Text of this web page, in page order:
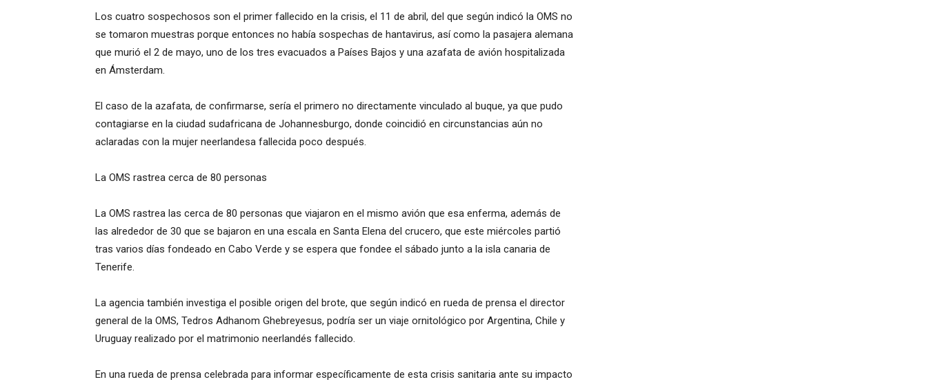
Los cuatro sospechosos son el primer fallecido en la crisis, el 11 de abril, del que según indicó la OMS no
se tomaron muestras porque entonces no había sospechas de hantavirus, así como la pasajera alemana
que murió el 2 de mayo, uno de los tres evacuados a Países Bajos y una azafata de avión hospitalizada
en Ámsterdam.
El caso de la azafata, de confirmarse, sería el primero no directamente vinculado al buque, ya que pudo
contagiarse en la ciudad sudafricana de Johannesburgo, donde coincidió en circunstancias aún no
aclaradas con la mujer neerlandesa fallecida poco después.
La OMS rastrea cerca de 80 personas
La OMS rastrea las cerca de 80 personas que viajaron en el mismo avión que esa enferma, además de
las alrededor de 30 que se bajaron en una escala en Santa Elena del crucero, que este miércoles partió
tras varios días fondeado en Cabo Verde y se espera que fondee el sábado junto a la isla canaria de
Tenerife.
La agencia también investiga el posible origen del brote, que según indicó en rueda de prensa el director
general de la OMS, Tedros Adhanom Ghebreyesus, podría ser un viaje ornitológico por Argentina, Chile y
Uruguay realizado por el matrimonio neerlandés fallecido.
En una rueda de prensa celebrada para informar específicamente de esta crisis sanitaria ante su impacto